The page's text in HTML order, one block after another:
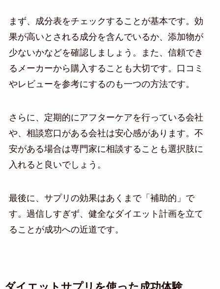
まず、成分表をチェックすることが基本です。効
果が高いとされる成分を含んでいるか、添加物が
少ないかなどを確認しましょう。また、信頼でき
るメーカーから購入することも大切です。口コミ
やレビューを参考にするのも一つの方法です。
さらに、定期的にアフターケアを行っている会社
や、相談窓口がある会社は安心感があります。不
安がある場合は専門家に相談することも選択肢に
入れると良いでしょう。
最後に、サプリの効果はあくまで「補助的」で
す。過信しすぎず、健全なダイエット計画を立て
ることが成功への近道です。